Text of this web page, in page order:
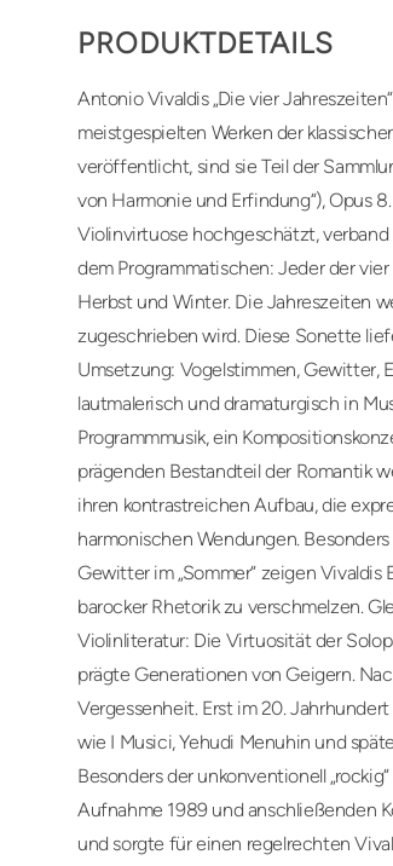
PRODUKTDETAILS
Antonio Vivaldis „Die vier
meistgespielten Werken der
veröffentlicht, sind sie Teil der
von Harmonie und Erfindung“), Opus
Violinvirtuose hochgeschätzt,
dem Programmatischen: Jeder der
Herbst und Winter. Die Jahreszeiten
zugeschrieben wird. Diese Sonette
Umsetzung: Vogelstimmen, Gewitter,
lautmalerisch und dramaturgisch in
Programmmusik, ein
prägenden Bestandteil der Romantik
ihren kontrastreichen Aufbau, die
harmonischen Wendungen.
Gewitter im „Sommer“ zeigen
barocker Rhetorik zu verschmelzen.
Violinliteratur: Die Virtuosität der
prägte Generationen von Geigern.
Vergessenheit. Erst im 20.
wie I Musici, Yehudi Menuhin und
Besonders der unkonventionell
Aufnahme 1989 und anschließenden
und sorgte für einen regelrechten